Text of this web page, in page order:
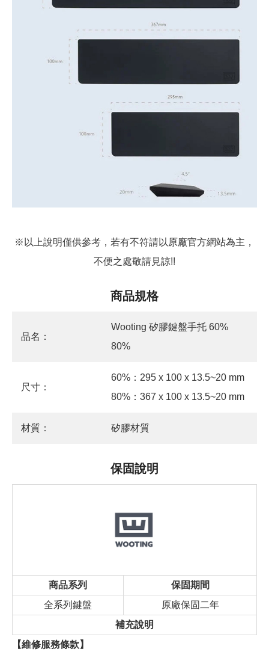
※以上說明僅供參考，若有不符請以原廠官方網站為主，
不便之處敬請見諒!!
商品規格
品名：
Wooting 矽膠鍵盤手托 60%
80%
尺寸：
60%：295 x 100 x 13.5~20 mm
80%：367 x 100 x 13.5~20 mm
材質： 矽膠材質
保固說明
商品系列
保固期間
全系列鍵盤
原廠保固二年
補充說明
【維修服務條款】